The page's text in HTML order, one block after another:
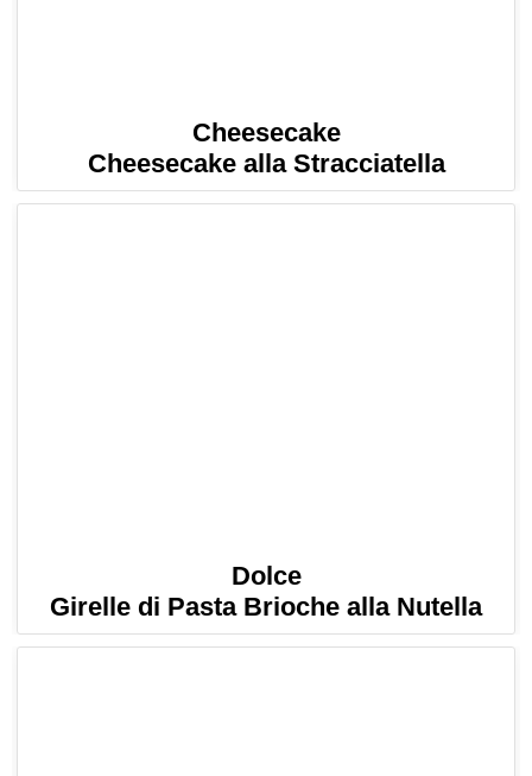
Cheesecake
Cheesecake alla Stracciatella
Dolce
Girelle di Pasta Brioche alla Nutella